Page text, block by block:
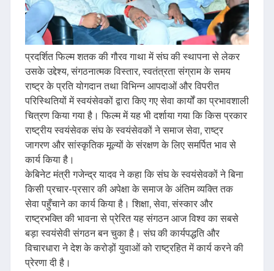
प्रदर्शित फिल्म शतक की गौरव गाथा में संघ की स्थापना से लेकर
उसके उद्देश्य, संगठनात्मक विस्तार, स्वतंत्रता संग्राम के समय
राष्ट्र के प्रति योगदान तथा विभिन्न आपदाओं और विपरीत
परिस्थितियों में स्वयंसेवकों द्वारा किए गए सेवा कार्यों का प्रभावशाली
चित्रण किया गया है। फिल्म में यह भी दर्शाया गया कि किस प्रकार
राष्ट्रीय स्वयंसेवक संघ के स्वयंसेवकों ने समाज सेवा, राष्ट्र
जागरण और सांस्कृतिक मूल्यों के संरक्षण के लिए समर्पित भाव से
कार्य किया है।
केबिनेट मंत्री गजेन्द्र यादव ने कहा कि संघ के स्वयंसेवकों ने बिना
किसी प्रचार-प्रसार की अपेक्षा के समाज के अंतिम व्यक्ति तक
सेवा पहुँचाने का कार्य किया है। शिक्षा, सेवा, संस्कार और
राष्ट्रभक्ति की भावना से प्रेरित यह संगठन आज विश्व का सबसे
बड़ा स्वयंसेवी संगठन बन चुका है। संघ की कार्यपद्धति और
विचारधारा ने देश के करोड़ों युवाओं को राष्ट्रहित में कार्य करने की
प्रेरणा दी है।